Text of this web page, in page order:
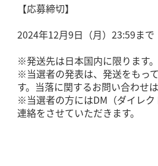
【応募締切】
2024年12月9日（月）23:59まで
※発送先は日本国内に限ります。
※当選者の発表は、発送をもっ
す。当落に関するお問い合わせ
※当選者の方にはDM（ダイレ
連絡をさせていただきます。